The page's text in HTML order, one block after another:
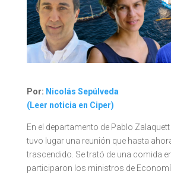
Por: Nicolás Sepúlveda
(Leer noticia en Ciper)
En el departamento de Pablo
tuvo lugar una reunión que hasta
trascendido. Se trató de una comida
participaron los ministros de